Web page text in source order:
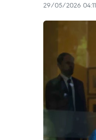
29/05/2026 04:11